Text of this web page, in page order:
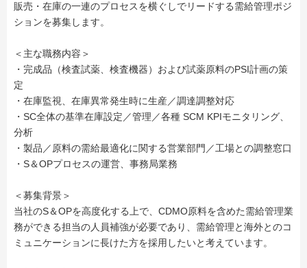
販売・在庫の一連のプロセスを横ぐしでリードする需給管理ポジ
ションを募集します。
＜主な職務内容＞
・完成品（検査試薬、検査機器）および試薬原料のPSI計画の策
定
・在庫監視、在庫異常発生時に生産／調達調整対応
・SC全体の基準在庫設定／管理／各種 SCM KPIモニタリング、
分析
・製品／原料の需給最適化に関する営業部門／工場との調整窓口
・S＆OPプロセスの運営、事務局業務
＜募集背景＞
当社のS＆OPを高度化する上で、CDMO原料を含めた需給管理業
務ができる担当の人員補強が必要であり、需給管理と海外とのコ
ミュニケーションに長けた方を採用したいと考えています。